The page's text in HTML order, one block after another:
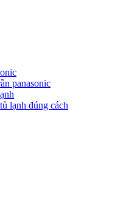
panasonic
lạnh đúng cách